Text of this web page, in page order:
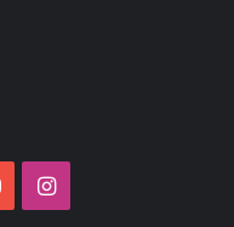
YouTubeInstagram